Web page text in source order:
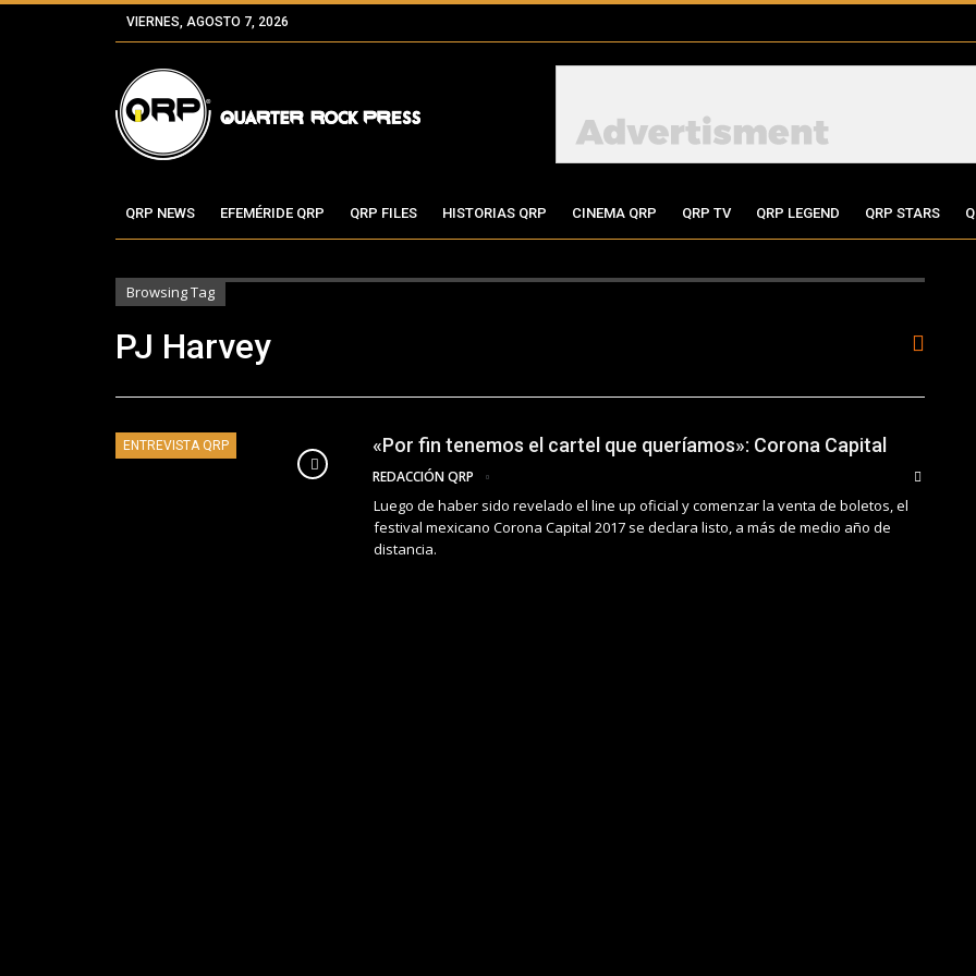
VIERNES, AGOSTO 7, 2026
QRP NEWS EFEMÉRIDE QRP QRP FILES HISTORIAS QRP CINEMA QRP QRP TV QRP LEGEND QRP STARS
Browsing Tag
PJ Harvey
ENTREVISTA QRP «Por fin tenemos el cartel que queríamos»: Corona Capital
REDACCIÓN QRP
Luego de haber sido revelado el line up oficial y comenzar la venta de boletos, el
festival mexicano Corona Capital 2017 se declara listo, a más de medio año de
distancia.